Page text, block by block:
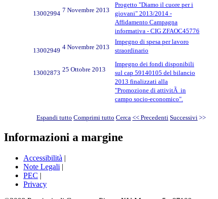
13002994 7 Novembre 2013
Progetto "Diamo il cuore per i
giovani" 2013/2014 -
Affidamento Campagna
informativa - CIG ZFAOC45776
13002949 4 Novembre 2013
Impegno di spesa per lavoro
straordinario
13002873 25 Ottobre 2013
Impegno dei fondi disponibili
sul cap 59140105 del bilancio
2013 finalizzati alla
"Promozione di attivitÃ in
campo socio-economico".
Espandi tutto Comprimi tutto Cerca << Precedenti Successivi >>
Informazioni a margine
Accessibilità |
Note Legali |
PEC |
Privacy